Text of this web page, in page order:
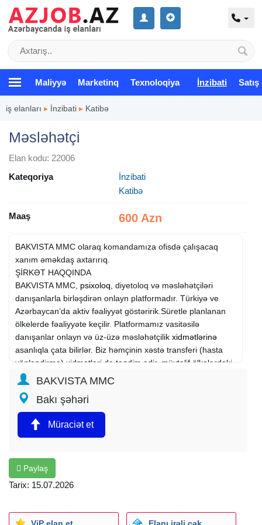
Maliyyə Marketinq Texnoloqiya İnzibati Satış
iş elanları ▸ İnzibati ▸ Katibə
Məsləhətçi
Elan kodu: 22006
Kateqoriya
İnzibati
Katibə
Maaş 600 Azn
BAKVISTA MMC olaraq komandamıza ofisdə çalışacaq
xanım əməkdaş axtarırıq.
ŞİRKƏT HAQQINDA
BAKVISTA MMC, psixoloq , diyetoloq və məsləhətçiləri
danışanlarla birləşdirən onlayn platformadır. Türkiyə ve
Azərbaycan’da aktiv fəaliyyət göstəririk.Süretle planlanan
ölkelerde fəaliyyəte keçilir. Platformamız vasitəsilə
danışanlar onlayn və üz-üzə məsləhətçilik xidmətlərinə
asanlıqla çata bilirlər. Biz həmçinin xəstə transferi (hasta
yönləndirmə) xidmətləri də təqdim edir, müxtəlif ölkələrdəki
partnyorlarımızla əməkdaşlıq edirik.
Tam ştat, ofisdə iş
İş saatı: 09:00 dan-18:00 dək (bazar ertəsi - cümə)
Rəqabətqabiliyyətli əmək haqqı (müsahibədə razılaşdırılır)
Gənc və dinamik komandada işləmək imkanı
Beynəlxalq şirkətdə təcrübə qazanmaq fürsəti.
Telefon və Müştəri Xidmətləri
Müştərilərlə effektiv ünsiyyət qurmaq və onların sorğularını
BAKVISTA MMC
Bakı şəhəri
Müraciət et
Paylaş
Tarix: 15.07.2026
ViP elan et Elanı irəli çək